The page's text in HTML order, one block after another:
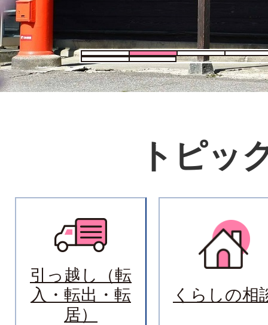
1枚目のスライドを表示2枚目のスライドを表示中
3枚目のス
6枚目のスライドを表示7枚目のスライドを表示
トピッ
引っ越し（転
入・転出・転
居）
くらしの相